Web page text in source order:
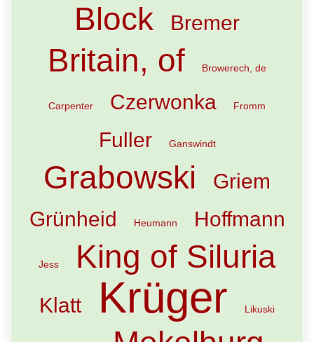
Block Bremer
Britain, of Browerech, de
Carpenter Czerwonka Fromm
Fuller Ganswindt
Grabowski
Griem
Grünheid
Heumann Hoffmann
Jess King of Siluria
Klatt Krüger Likuski